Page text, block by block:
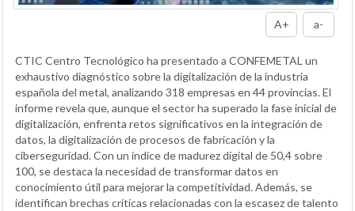
A+ a-
CTIC Centro Tecnológico ha presentado a CONFEMETAL un
exhaustivo diagnóstico sobre la digitalización de la industria
española del metal, analizando 318 empresas en 44 provincias. El
informe revela que, aunque el sector ha superado la fase inicial de
digitalización, enfrenta retos significativos en la integración de
datos, la digitalización de procesos de fabricación y la
ciberseguridad. Con un índice de madurez digital de 50,4 sobre
100, se destaca la necesidad de transformar datos en
conocimiento útil para mejorar la competitividad. Además, se
identifican brechas críticas relacionadas con la escasez de talento